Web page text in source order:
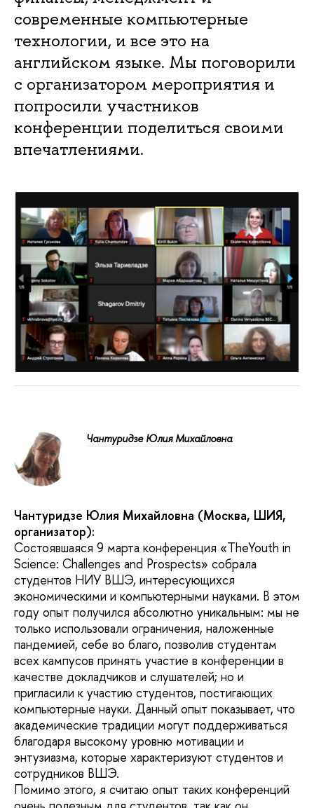
современные компьютерные
технологии, и все это на
английском языке. Мы поговорили
с организатором мероприятия и
попросили участников
конференции поделиться своими
впечатлениями.
Чантуридзе Юлия Михайловна
Чантуридзе Юлия Михайловна (Москва, ШИЯ,
организатор):
Состоявшаяся 9 марта конференция «TheYouth in
Science: Challenges and Prospects» собрала
студентов НИУ ВШЭ, интересующихся
экономическими и компьютерными науками. В этом
году опыт получился абсолютно уникальным: мы не
только использовали ограничения, наложенные
пандемией, себе во благо, позволив студентам
всех кампусов принять участие в конференции в
качестве докладчиков и слушателей; но и
пригласили к участию студентов, постигающих
компьютерные науки. Данный опыт показывает, что
академические традиции могут поддерживаться
благодаря высокому уровню мотивации и
энтузиазма, которые характеризуют студентов и
сотрудников ВШЭ.
Помимо этого, я считаю опыт таких конференций